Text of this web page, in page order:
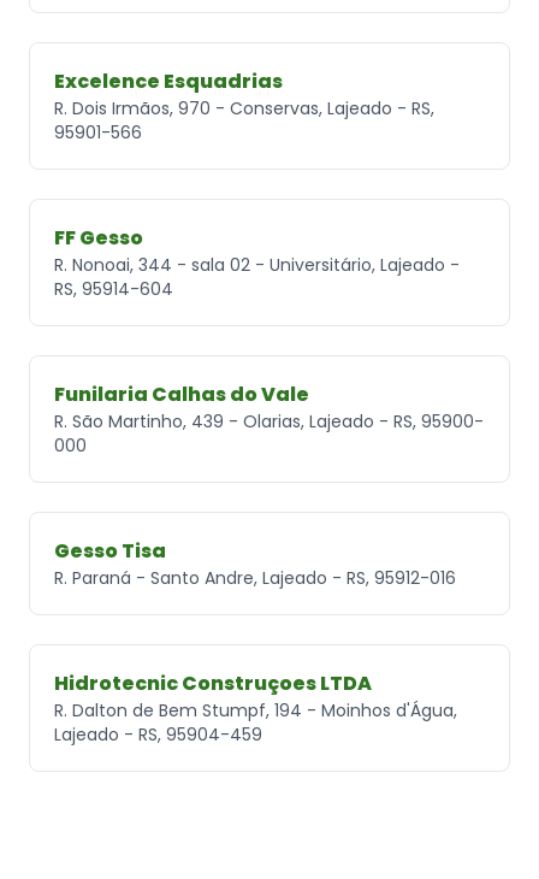
Excelence Esquadrias
R. Dois Irmãos, 970 - Conservas, Lajeado - RS,
95901-566
FF Gesso
R. Nonoai, 344 - sala 02 - Universitário, Lajeado -
RS, 95914-604
Funilaria Calhas do Vale
R. São Martinho, 439 - Olarias, Lajeado - RS, 95900-
000
Gesso Tisa
R. Paraná - Santo Andre, Lajeado - RS, 95912-016
Hidrotecnic Construçoes LTDA
R. Dalton de Bem Stumpf, 194 - Moinhos d'Água,
Lajeado - RS, 95904-459